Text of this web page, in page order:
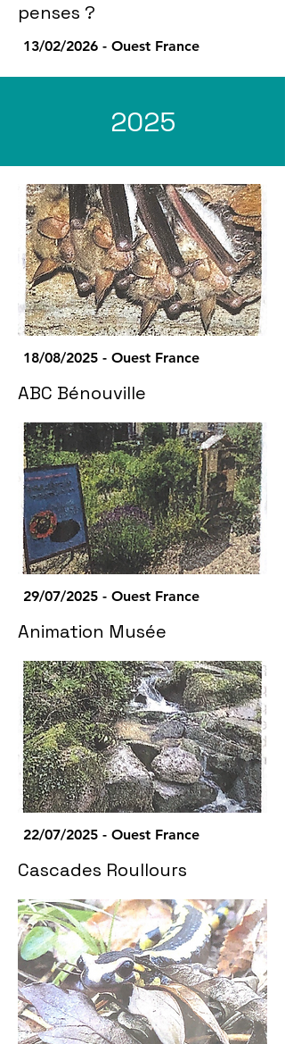
penses ?
13/02/2026 - Ouest France
2025
18/08/2025 - Ouest France
ABC Bénouville
29/07/2025 - Ouest France
Animation Musée
22/07/2025 - Ouest France
Cascades Roullours